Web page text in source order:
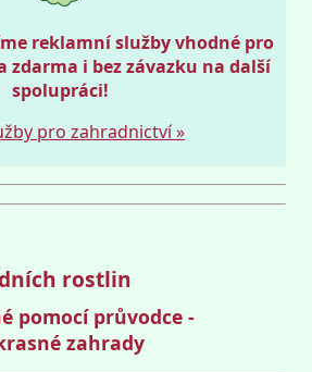
reklamní služby vhodné pro
zdarma i bez závazku na další
spolupráci!
pro zahradnictví »
rostlin
pomocí průvodce -
zahrady